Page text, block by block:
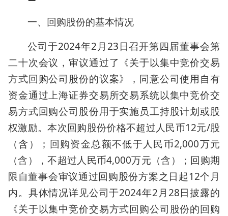
一、回购股份的基本情况
公司于2024年2月23日召开第四届董事会第
二十次会议，审议通过了《关于以集中竞价交易
方式回购公司股份的议案》，同意公司使用自有
资金通过上海证券交易所交易系统以集中竞价交
易方式回购公司股份用于实施员工持股计划或股
权激励。本次回购股份价格不超过人民币12元/股
（含）；回购资金总额不低于人民币2,000万元
（含），不超过人民币4,000万元（含）；回购期
限自董事会审议通过回购股份方案之日起12个月
内。具体情况详见公司于2024年2月28日披露的
《关于以集中竞价交易方式回购公司股份的回购